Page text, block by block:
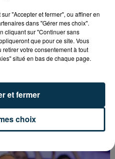
SAINT-ETIENNE !
"Accepter et fermer", ou affiner en
dans "Gérer mes choix".
cliquant sur "Continuer sans
que pour ce site. Vous
votre consentement à tout
situé en bas de chaque page.
choix
et fermer